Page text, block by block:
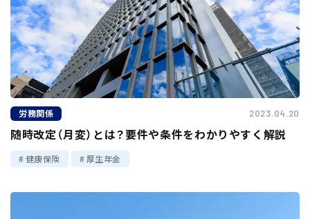
労務関係 2023.04.20
随時改定（月変）とは？要件や条件をわかりやすく解説
健康保険 厚生年金